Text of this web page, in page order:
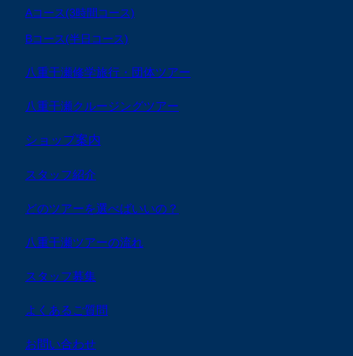
Aコース(3時間コース)
Bコース(半日コース)
八重干瀬修学旅行・団体ツアー
八重干瀬クルージングツアー
ショップ案内
スタッフ紹介
どのツアーを選べばいいの？
八重干瀬ツアーの流れ
スタッフ募集
よくあるご質問
お問い合わせ